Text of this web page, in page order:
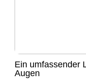
Ein umfassender
Augen